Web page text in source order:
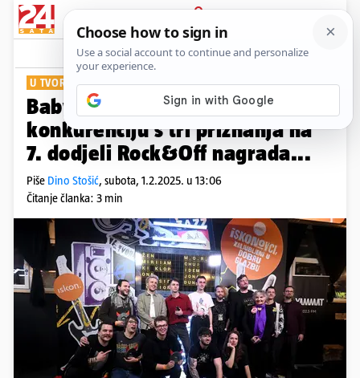
PRIJAVA
Show Komentari
U TVORNICI KULTURE
Baby Lasagna i IDEM pomeli su
konkurenciju s tri priznanja na
7. dodjeli Rock&Off nagrada...
Piše Dino Stošić, subota, 1.2.2025. u 13:06
Čitanje članka: 3 min